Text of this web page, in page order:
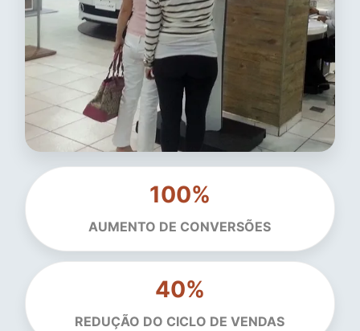
100%
AUMENTO DE CONVERSÕES
40%
REDUÇÃO DO CICLO DE VENDAS